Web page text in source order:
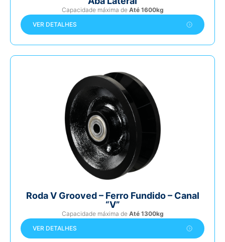
Capacidade máxima de Até 1600kg
VER DETALHES
Roda V Grooved – Ferro Fundido – Canal
“V”
Capacidade máxima de Até 1300kg
VER DETALHES